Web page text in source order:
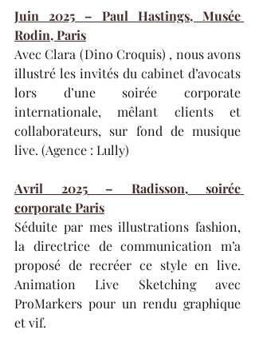
Juin 2025 – Paul Hastings, Musée
Rodin, Paris
Avec Clara (Dino Croquis) , nous avons
illustré les invités du cabinet d’avocats
lors d’une soirée corporate
internationale, mêlant clients et
collaborateurs, sur fond de musique
live. (Agence : Lully)
Avril 2025 – Radisson, soirée
corporate Paris
Séduite par mes illustrations fashion,
la directrice de communication m’a
proposé de recréer ce style en live.
Animation Live Sketching avec
ProMarkers pour un rendu graphique
et vif.